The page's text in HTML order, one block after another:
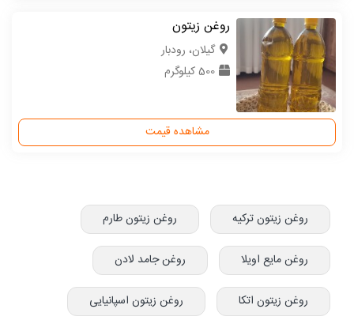
روغن زیتون
گیلان، رودبار
500 کیلوگرم
مشاهده قیمت
روغن زیتون ترکیه روغن زیتون طارم
روغن مایع اویلا روغن جامد لادن
روغن زیتون اتکا روغن زیتون اسپانیایی